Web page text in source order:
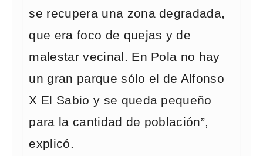
se recupera una zona degradada,
que era foco de quejas y de
malestar vecinal. En Pola no hay
un gran parque sólo el de Alfonso
X El Sabio y se queda pequeño
para la cantidad de población”,
explicó.